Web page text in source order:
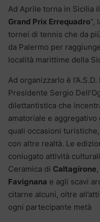
Ad Aprile torna in Sicilia il
Grand Prix Errequadro”,
tornei di tennis che da
da Palermo per
località marittime della
Ad organizzarlo è
Presidente Sergio
dilettantistica che
amatoriale e
quali occasioni
con altre realtà. Le
coniugato attività
Ceramica di Caltagirone
Favignana e agli scavi
citarne alcuni, oltre
ogni partecipante metà